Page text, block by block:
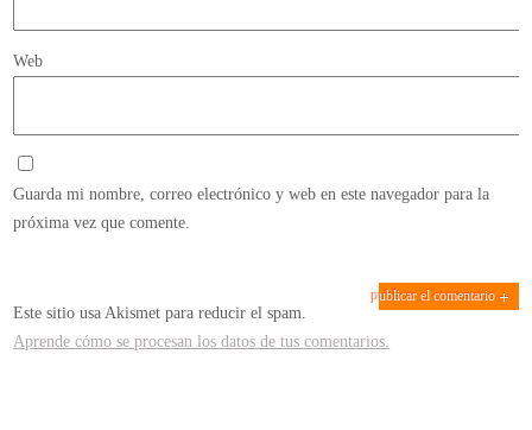
Web
Guarda mi nombre, correo electrónico y web en este navegador para la
próxima vez que comente.
Este sitio usa Akismet para reducir el spam.
Aprende cómo se procesan los datos de tus comentarios.